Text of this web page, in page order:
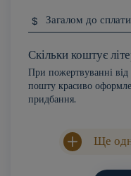
Загалом до
$
Скільки коштує
При пожертвуванні
пошту красиво
придбання.
Ще